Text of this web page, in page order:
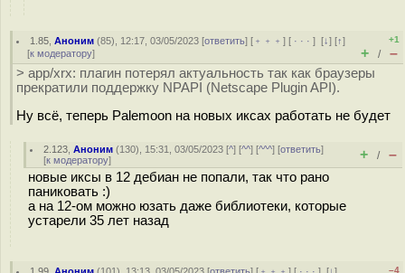
1.85 ,Аноним (85), 12:17, 03/05/2023 [ответить] [ ﹢﹢﹢] [ · · ·][↓] [↑]
[к модератору]
+1
+ / –
> app/xrx: плагин потерял актуальность так как браузеры
прекратили поддержку NPAPI (Netscape Plugin API).
Ну всё, теперь Palemoon на новых иксах работать не будет
2.123 ,Аноним (130), 15:31, 03/05/2023 [^] [^^] [^^^] [ответить]
[к модератору] + / –
новые иксы в 12 дебиан не попали, так что рано
паниковать :)
а на 12-ом можно юзать даже библиотеки, которые
устарели 35 лет назад
–4